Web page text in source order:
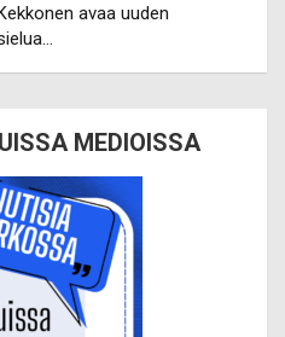
avaa uuden
MEDIOISSA